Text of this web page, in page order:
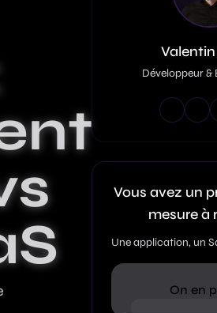
Guide complet pour maîtriser la
et les enjeux stratégiques en
web : 8 cas concrets et
Développeur &
Vous avez un
mesure à
Une application, un
On en